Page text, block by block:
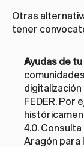
Otras
tener
Ayudas de
FEDER. Por
4.0. Consulta
Aragón para